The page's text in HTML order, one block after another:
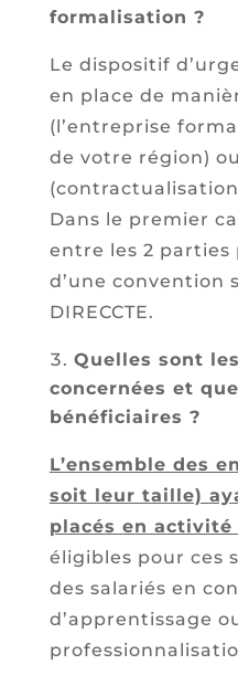
formalisation ?
Le dispositif
en place de
(l’entreprise
de votre région)
(contractualisation
Dans le premier
entre les 2 parties
d’une convention
DIRECCTE.
Quelles sont
concernées et
bénéficiaires ?
L’ensemble des
soit leur taille)
placés en
éligibles pour ces
des salariés en
d’apprentissage